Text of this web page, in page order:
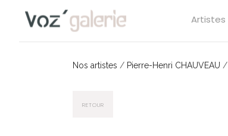
Artistes
Nos artistes / Pierre-Henri CHAUVEAU /
RETOUR